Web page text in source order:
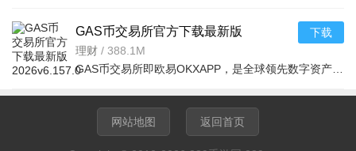
GAS币交易所官方下载最新版
2026v6.157.0官方版
理财 / 388.1M
下载
网站地图 返回首页